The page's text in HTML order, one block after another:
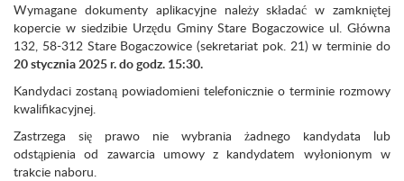
Wymagane dokumenty aplikacyjne należy składać w zamkniętej
kopercie w siedzibie Urzędu Gminy Stare Bogaczowice ul. Główna
132, 58-312 Stare Bogaczowice (sekretariat pok. 21) w terminie do
20 stycznia 2025 r. do godz. 15:30.
Kandydaci zostaną powiadomieni telefonicznie o terminie rozmowy
kwalifikacyjnej.
Zastrzega się prawo nie wybrania żadnego kandydata lub
odstąpienia od zawarcia umowy z kandydatem wyłonionym w
trakcie naboru.